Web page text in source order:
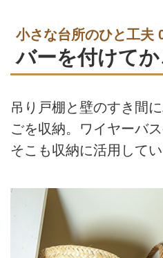
小さな台所のひと工夫
バーを付けて
吊り戸棚と壁のすき間
ごを収納。ワイヤーバ
そこも収納に活用してい